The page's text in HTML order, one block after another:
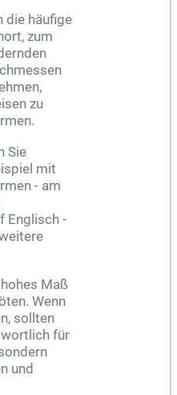
die häufige
zum
zu
Sie
mit
- am
Englisch -
Maß
Wenn
sollten
für
und